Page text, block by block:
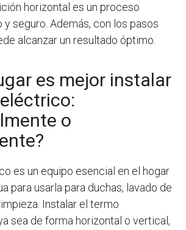
horizontal es un proceso
seguro. Además, con los pasos
alcanzar un resultado óptimo.
es mejor instalar
o
es un equipo esencial en el hogar
para usarla para duchas, lavado de
Instalar el termo
sea de forma horizontal o vertical,